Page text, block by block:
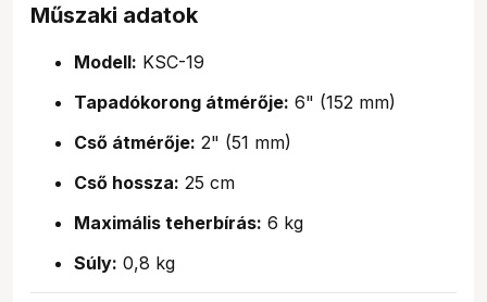
Műszaki adatok
Modell: KSC-19
Tapadókorong átmérője: 6" (152 mm)
Cső átmérője: 2" (51 mm)
Cső hossza: 25 cm
Maximális teherbírás: 6 kg
Súly: 0,8 kg